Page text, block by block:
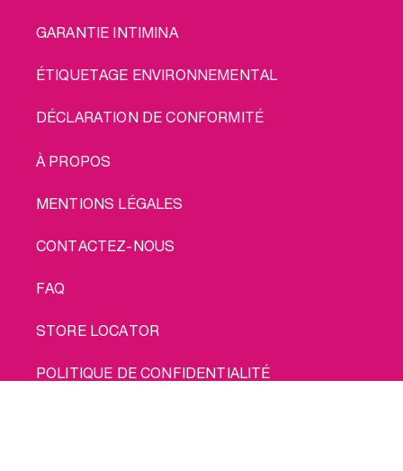
GARANTIE INTIMINA
ÉTIQUETAGE ENVIRONNEMENTAL
DÉCLARATION DE CONFORMITÉ
LEGAL
À PROPOS
MENTIONS LÉGALES
CONTACTEZ-NOUS
FAQ
STORE LOCATOR
POLITIQUE DE CONFIDENTIALITÉ